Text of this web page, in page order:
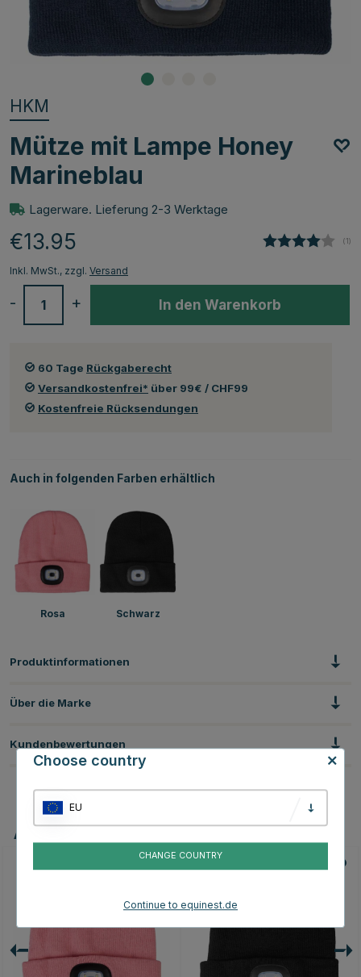
HKM
Mütze mit Lampe Honey
Marineblau
Lagerware. Lieferung 2-3 Werktage
€13.95 (1)
Inkl. MwSt., zzgl. Versand
+
- In den Warenkorb
60 Tage Rückgaberecht
Versandkostenfrei* über 99€ / CHF99
Kostenfreie Rücksendungen
Auch in folgenden Farben erhältlich
Rosa Schwarz
Produktinformationen
Über die Marke
Kundenbewertungen
Andere Produkte, die Ihnen gefallen könnten
Choose country
EU
CHANGE COUNTRY
Continue to equinest.de